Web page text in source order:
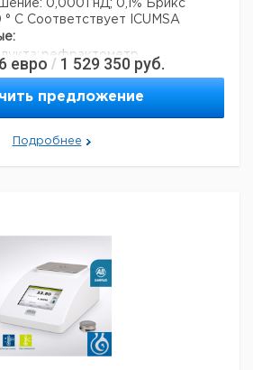
0,0001 нД; 0,1% Брикс
° С Соответствует ICUMSA
рефрактометр
5 кг
215 мм
Brix
6 кг
евро / 1 529 350 руб.
предложение
Подробнее